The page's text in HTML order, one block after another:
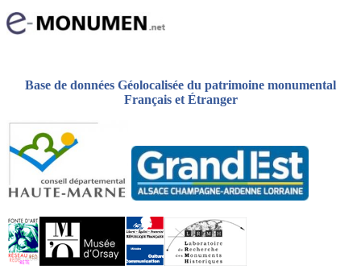
Base de données Géolocalisée du patrimoine monumental
Français et Étranger